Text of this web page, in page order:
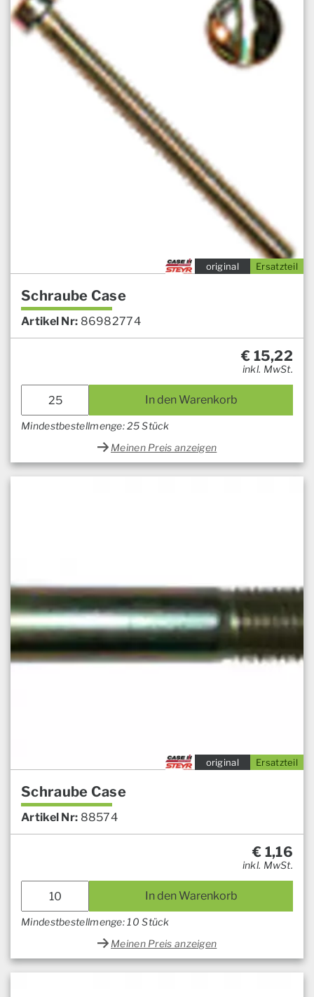
Ersatzteil
original
Schraube Case
Artikel Nr: 86982774
€ 15,22
inkl. MwSt.
In den Warenkorb
Mindestbestellmenge: 25 Stück
Meinen Preis anzeigen
Ersatzteil
original
Schraube Case
Artikel Nr: 88574
€ 1,16
inkl. MwSt.
In den Warenkorb
Mindestbestellmenge: 10 Stück
Meinen Preis anzeigen